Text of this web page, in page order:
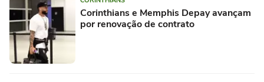
Corinthians e Memphis Depay avançam
por renovação de contrato